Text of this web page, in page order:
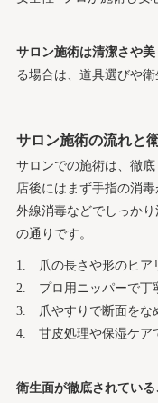
サロン施術は清潔さや
る場合は、道具選びや衛
サロン施術の流れと
サロンでの施術は、徹
店後にはまず手指の消
外線消毒などでしっか
の通りです。
爪の長さや形のヒア
プロ用ニッパーで丁
爪やすりで断面をな
甘皮処理や保湿ケア
衛生面が徹底されてい